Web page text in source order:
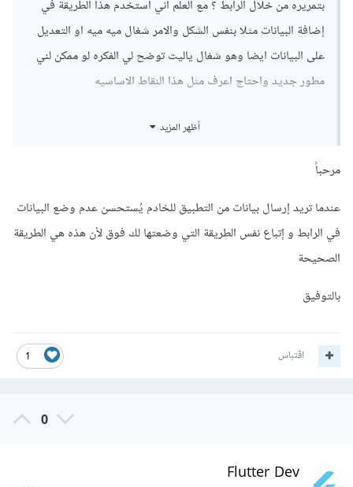
params "UserIdSessin"
return params;
}
RequestQueue requestQueue =
        requestQueue
.add(
لا تنسى تضمين الكلاسات المستعملة و عند إستعمال الإقتران مرر له
كل من markte_id و UserIdSessin على شكل string
جرب و أخبرني بالنتيجة
بتمريره من خلال الرابط ؟ مع العلم اني استخدم هذا الطريقة في
إضافة البيانات مثلا بنفس الشكل والامر شغال ميه ميه او التعديل
على البيانات ايضا وهو شغال ياليت توضح لي الفكره لو ممكن لني
مطور جديد واحتاج اعرف مثل هذا النقاط الاساسيه
أظهر المزيد
مرحباً
عندما تريد إرسال بيانات من التطبيق للخادم يُستحسن عدم وضع البيانات
في الرابط و إتباع نفس الطريقة التي وضعتها لك فوق لأن هذه هي الطريقة
الصحيحة
بالتوفيق
1 اقتباس
0
Flutter Dev